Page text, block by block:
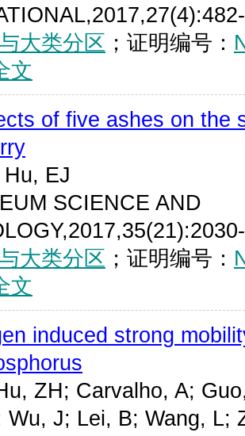
大类分区 ；证明编号：
文
of five ashes on the
EJ
SCIENCE AND
大类分区 ；证明编号：
文
induced strong
ZH; Carvalho, A;
Wu, J; Lei, B; Wang, L;